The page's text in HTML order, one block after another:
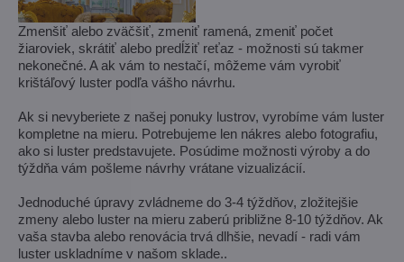
Zmenšiť alebo zväčšiť, zmeniť ramená, zmeniť počet
žiaroviek, skrátiť alebo predĺžiť reťaz - možnosti sú takmer
nekonečné. A ak vám to nestačí, môžeme vám vyrobiť
krištáľový luster podľa vášho návrhu.
Ak si nevyberiete z našej ponuky lustrov, vyrobíme vám luster
kompletne na mieru. Potrebujeme len nákres alebo fotografiu,
ako si luster predstavujete. Posúdime možnosti výroby a do
týždňa vám pošleme návrhy vrátane vizualizácií.
Jednoduché úpravy zvládneme do 3-4 týždňov, zložitejšie
zmeny alebo luster na mieru zaberú približne 8-10 týždňov. Ak
vaša stavba alebo renovácia trvá dlhšie, nevadí - radi vám
luster uskladníme v našom sklade..